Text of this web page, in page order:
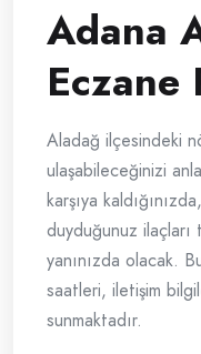
Adana
Eczane
Aladağ ilçesindeki
ulaşabileceğinizi
karşıya
duyduğunuz
yanınızda olacak.
saatleri, iletişim
sunmaktadır.